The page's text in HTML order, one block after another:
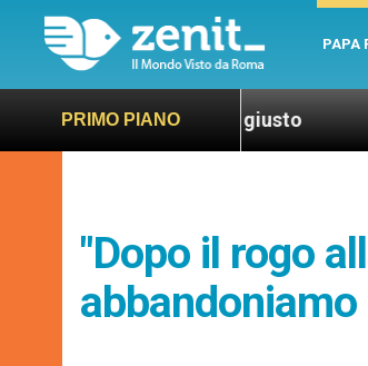
PAPA
PRIMO PIANO
più sano e giusto LEV:
"Dopo il rogo